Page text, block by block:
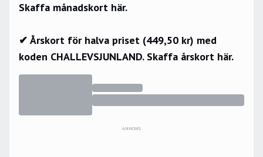
Skaffa månadskort här.
✔ Årskort för halva priset (449,50 kr) med
koden CHALLEVSJUNLAND. Skaffa årskort här.
ANNONS